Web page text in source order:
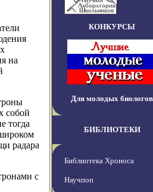
на
собой
тогда
радара
с
КОНКУРСЫ
Для молодых биологов
БИБЛИОТЕКИ
Библиотека Хроноса
Научпоп